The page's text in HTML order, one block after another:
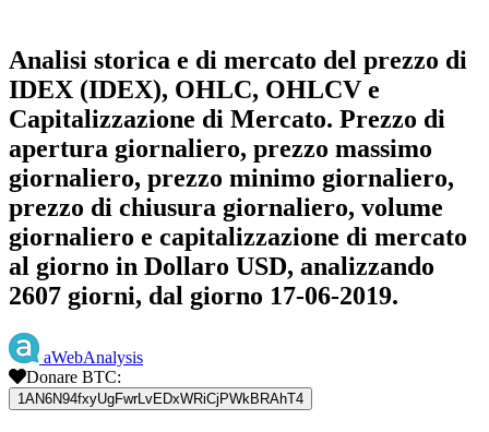
Analisi storica e di mercato del prezzo di
IDEX (IDEX), OHLC, OHLCV e
Capitalizzazione di Mercato. Prezzo di
apertura giornaliero, prezzo massimo
giornaliero, prezzo minimo giornaliero,
prezzo di chiusura giornaliero, volume
giornaliero e capitalizzazione di mercato
al giorno in Dollaro USD, analizzando
2607 giorni, dal giorno 17-06-2019.
aWebAnalysis
Donare BTC:
1AN6N94fxyUgFwrLvEDxWRiCjPWkBRAhT4